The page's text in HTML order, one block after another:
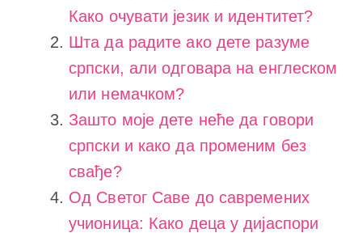
Како очувати језик и идентитет?
Шта да радите ако дете разуме
српски, али одговара на енглеском
или немачком?
Зашто моје дете неће да говори
српски и како да променим без
свађе?
Од Светог Саве до савремених
учионица: Како деца у дијаспори